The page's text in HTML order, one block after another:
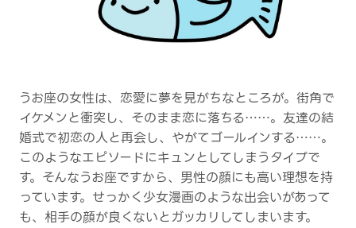
うお座の女性は、恋愛に夢を見がちなところが。街角で
イケメンと衝突し、そのまま恋に落ちる……。友達の結
婚式で初恋の人と再会し、やがてゴールインする……。
このようなエピソードにキュンとしてしまうタイプで
す。そんなうお座ですから、男性の顔にも高い理想を持
っています。せっかく少女漫画のような出会いがあって
も、相手の顔が良くないとガッカリしてしまいます。